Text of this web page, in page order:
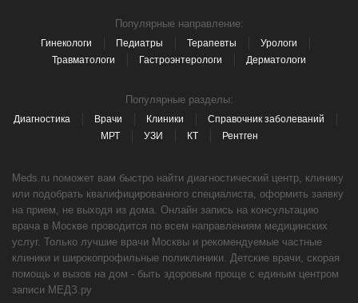
Популярные направление:
Гинекологи Педиатры Терапевты
Урологи
Травматологи
Гастроэнтерологи Дерматологи
Популярные разделы:
Диагностика Врачи Клиники
Справочник заболеваний
МРТ
УЗИ КТ Рентген
Meds.ru поможет вам быстро найти диагностический центр, клинику
или подобрать квалифицированного специалиста, оформить заявку
на прием, не выходя из дома. Онлайн запись на консультацию
врача в Москве проводится по всем направлениям медицинских
услуг. Только лучшие врачи Москвы и рекомендуемые частные
клиники и широкопрофильные поликлиники. Детские врачи, скорая
помощь и вызов на дом - быть здоровым проще с единым центром
записи МЕДЗ.ру